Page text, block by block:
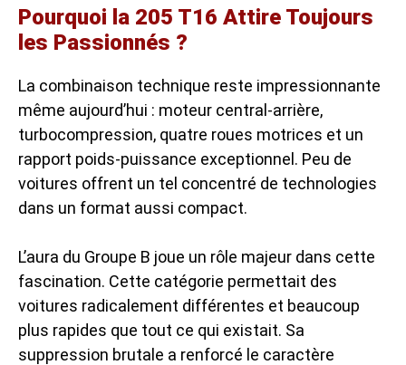
Pourquoi la 205 T16 Attire Toujours
les Passionnés ?
La combinaison technique reste impressionnante
même aujourd’hui : moteur central-arrière,
turbocompression, quatre roues motrices et un
rapport poids-puissance exceptionnel. Peu de
voitures offrent un tel concentré de technologies
dans un format aussi compact.
L’aura du Groupe B joue un rôle majeur dans cette
fascination. Cette catégorie permettait des
voitures radicalement différentes et beaucoup
plus rapides que tout ce qui existait. Sa
suppression brutale a renforcé le caractère